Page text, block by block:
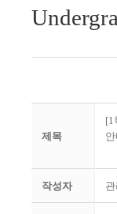
제목
[1
안
작성자